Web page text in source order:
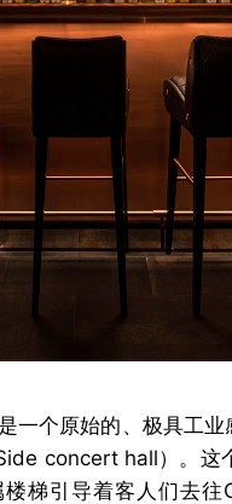
一个原始的、极具工
concert hall）。这
梯引导着客人们去